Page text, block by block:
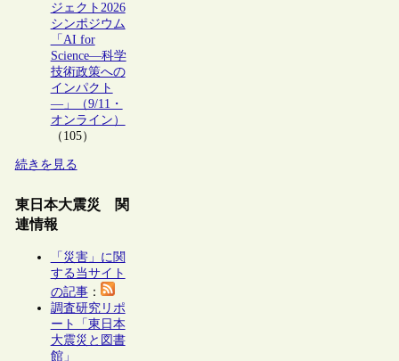
ジェクト2026
シンポジウム
「AI for
Science―科学
技術政策への
インパクト
―」（9/11・
オンライン）
（105）
続きを見る
東日本大震災 関
連情報
「災害」に関
する当サイト
の記事：
調査研究リポ
ート「東日本
大震災と図書
館」